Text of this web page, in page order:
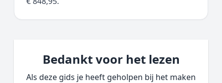
Bedankt voor het lezen
Als deze gids je heeft geholpen bij het maken